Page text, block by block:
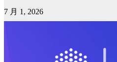
7 月 1, 2026